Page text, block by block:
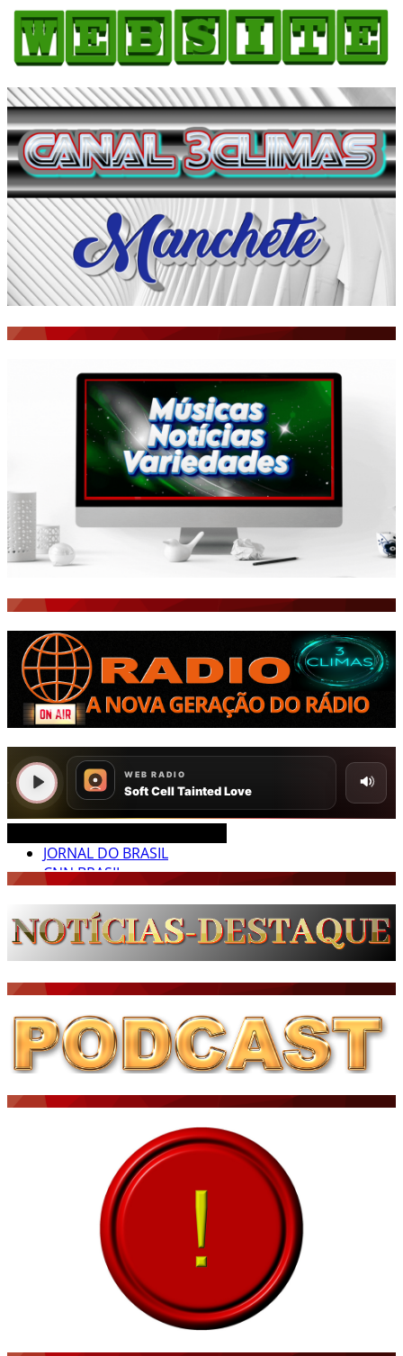
JORNAL DO BRASIL
CNN BRASIL
CBN GLOBO
RÁDIO AGÊNCIA
NOTÍCIAS AO MINUTO
ACONTECEU...VIROU MANCHETE!
DIÁRIO DO NORDESTE - ÚLTIMA HORA
PODCAST - PONTO DE VISTA
BRASIL DE FATO - ÚLTIMAS NOTÍCIAS
NOTÍCIAS DESTAQUE DO DIA
BRASIL NOTÍCIAS
ÚLTIMAS NOTÍCIAS
NOTÍCIAS TAMBÉM NA TELA
BRASIL MUNDO AO VIVO
O MUNDO É NOTÍCIA